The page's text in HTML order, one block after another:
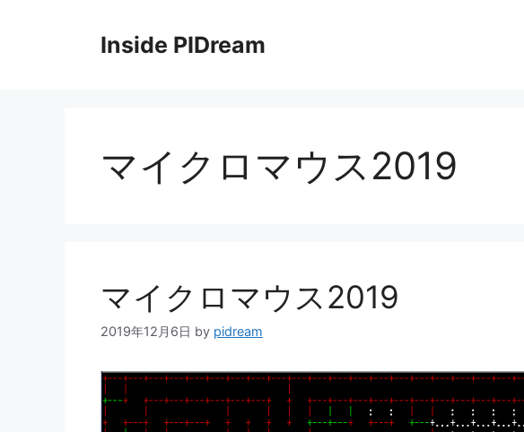
Inside PIDream
マイクロマウス2019
マイクロマウス2019
2019年12月6日 by pidream